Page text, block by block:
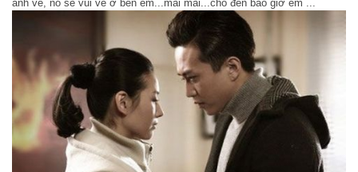
anh về, nó sẽ vui vẻ ở bên em...mãi mãi...cho đến bao giờ em ...